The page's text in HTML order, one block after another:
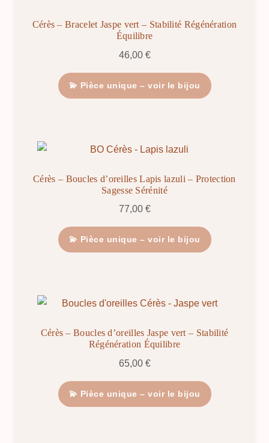
Cérès – Bracelet Jaspe vert – Stabilité Régénération
Équilibre
46,00 €
💫 Pièce unique – voir le bijou
Cérès – Boucles d’oreilles Lapis lazuli – Protection
Sagesse Sérénité
77,00 €
💫 Pièce unique – voir le bijou
Cérès – Boucles d’oreilles Jaspe vert – Stabilité
Régénération Équilibre
65,00 €
💫 Pièce unique – voir le bijou